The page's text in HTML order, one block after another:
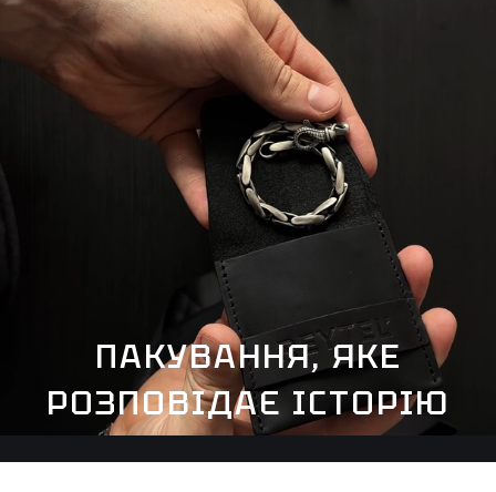
ПАКУВАННЯ, ЯКЕ
РОЗПОВІДАЄ ІСТОРІЮ